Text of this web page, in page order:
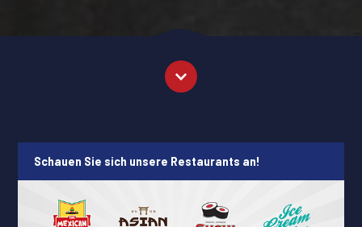
Schauen Sie sich unsere Restaurants an!